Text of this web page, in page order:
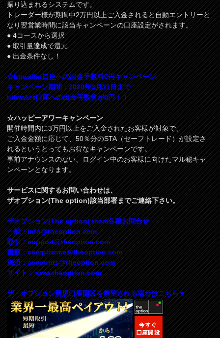
振り込まれるシステムです。
トレーダー様が期間中2万円以上ご入金されると自動エントリーと
なり翌営業時間に該当キャンペーンの口座設定がされます。
● 4コースから選択
● 取引量達成で還元
● 出金条件なし！
☆bitwallet口座への出金手数料0円キャンペーン
キャンペーン期間：2020年3月31日まで
bitwallet口座への出金手数料が0円！！
☆ハッピーアワーキャンペーン
開催時間内に3万円以上をご入金されたお客様が対象で、
ご入金金額に応じて、50％分のSTA（セーフトレード）が設定さ
れるというとってもお得なキャンペーンです。
事前アナウンスのない、ログイン中のお客様に向けたマル秘キャ
ンペーンとなります。
サービスに関するお問い合わせは、
ザオプション(The option)該当部署までご連絡下さい。
ザオプション(The option) team各種お問合せ
一般：info@theoption.com
取引：support@theoption.com
書類：compliance@theoption.com
決済：accounts@theoption.com
サイト：www.theoption.com
ザ・オプション新規口座開設を希望される場合はこちら▼